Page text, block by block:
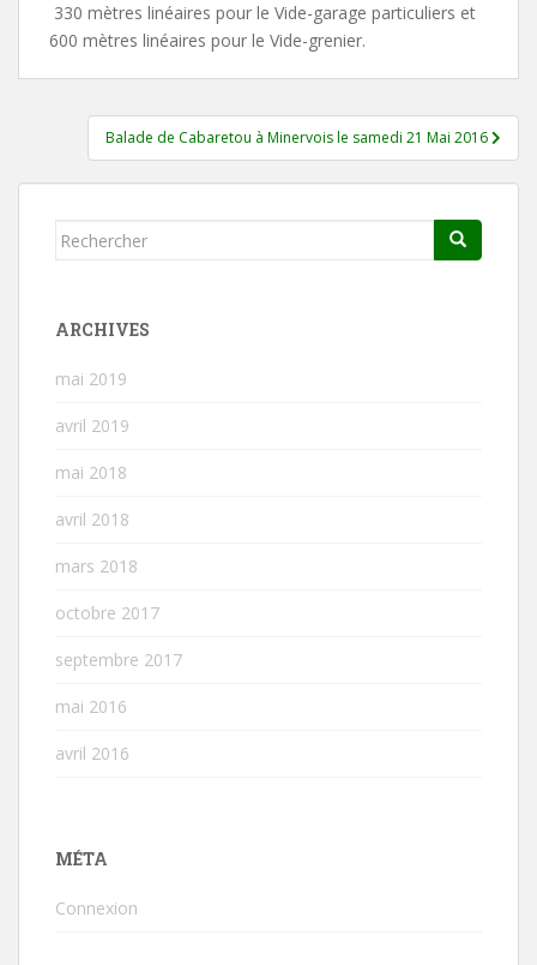
330 mètres linéaires pour le Vide-garage particuliers et
600 mètres linéaires pour le Vide-grenier.
Navigation
l’article
Balade de Cabaretou à Minervois le samedi 21 Mai 2016
Rechercher...
ARCHIVES
mai 2019
avril 2019
mai 2018
avril 2018
mars 2018
octobre 2017
septembre 2017
mai 2016
avril 2016
MÉTA
Connexion